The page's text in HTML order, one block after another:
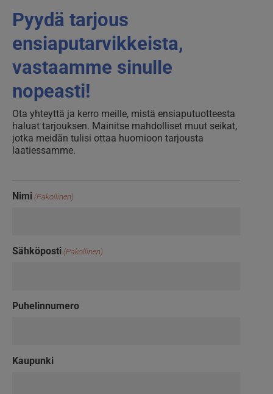
Pyydä tarjous
ensiaputarvikkeista,
vastaamme sinulle
nopeasti!
Ota yhteyttä ja kerro meille, mistä ensiaputuotteesta
haluat tarjouksen. Mainitse mahdolliset muut seikat,
jotka meidän tulisi ottaa huomioon tarjousta
laatiessamme.
Nimi (Pakollinen)
Sähköposti (Pakollinen)
Puhelinnumero
Kaupunki